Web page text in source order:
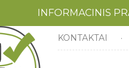
INFORMACINIS
KONTAKTAI